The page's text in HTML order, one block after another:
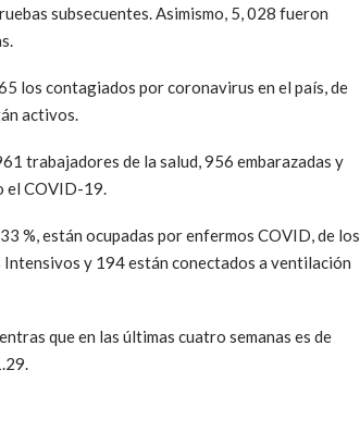
subsecuentes. Asimismo, 5, 028 fueron
los contagiados por coronavirus en el país, de
activos.
trabajadores de la salud, 956 embarazadas y
el COVID-19.
%, están ocupadas por enfermos COVID, de los
Intensivos y 194 están conectados a ventilación
que en las últimas cuatro semanas es de